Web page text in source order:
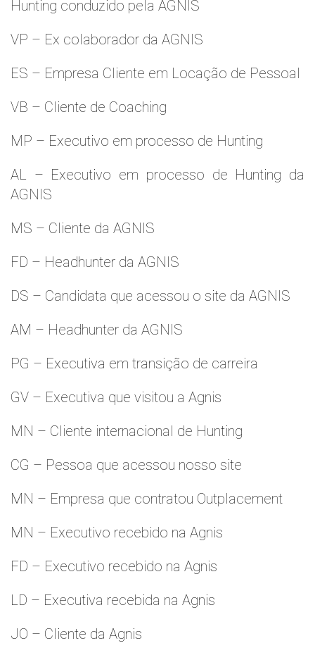
Hunting conduzido pela AGNIS
VP – Ex colaborador da AGNIS
ES – Empresa Cliente em Locação de Pessoal
VB – Cliente de Coaching
MP – Executivo em processo de Hunting
AL – Executivo em processo de Hunting da
AGNIS
MS – Cliente da AGNIS
FD – Headhunter da AGNIS
DS – Candidata que acessou o site da AGNIS
AM – Headhunter da AGNIS
PG – Executiva em transição de carreira
GV – Executiva que visitou a Agnis
MN – Cliente internacional de Hunting
CG – Pessoa que acessou nosso site
MN – Empresa que contratou Outplacement
MN – Executivo recebido na Agnis
FD – Executivo recebido na Agnis
LD – Executiva recebida na Agnis
JO – Cliente da Agnis